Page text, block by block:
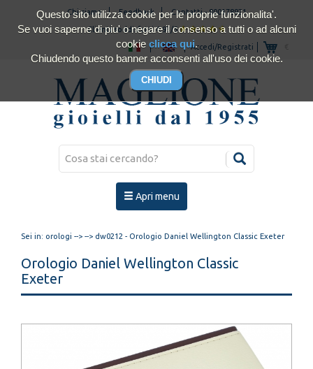
Chi siamo Feedback Contatti-800178921
Clienti soddisfatti 4.93/5
Accedi/Registrati
Apri menu
Sei in: orologi --> --> dw0212 - Orologio Daniel Wellington Classic Exeter
Orologio Daniel Wellington Classic
Exeter
Questo sito utilizza cookie per le proprie funzionalita'.
Se vuoi saperne di piu' o negare il consenso a tutti o ad alcuni
cookie clicca qui.
Chiudendo questo banner acconsenti all'uso dei cookie.